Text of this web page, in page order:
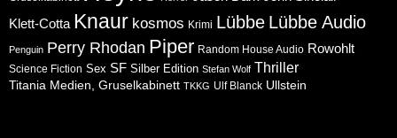
Klett-Cotta Knaur kosmos Krimi Lübbe Lübbe Audio
Penguin Perry Rhodan Piper Random House Audio Rowohlt
Science Fiction Sex SF Silber Edition Stefan Wolf Thriller
Titania Medien, Gruselkabinett TKKG Ulf Blanck Ullstein